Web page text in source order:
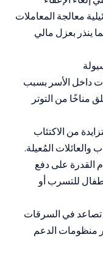
معالجة المعاملات
ينذر بعزل مالي
داخل الأسر بسبب
مناخًا من التوتر
من الاكتئاب
والعائلات المُعيلة.
القدرة على دفع
للتسرب أو
تصاعد في السرقات
منظومات الدعم